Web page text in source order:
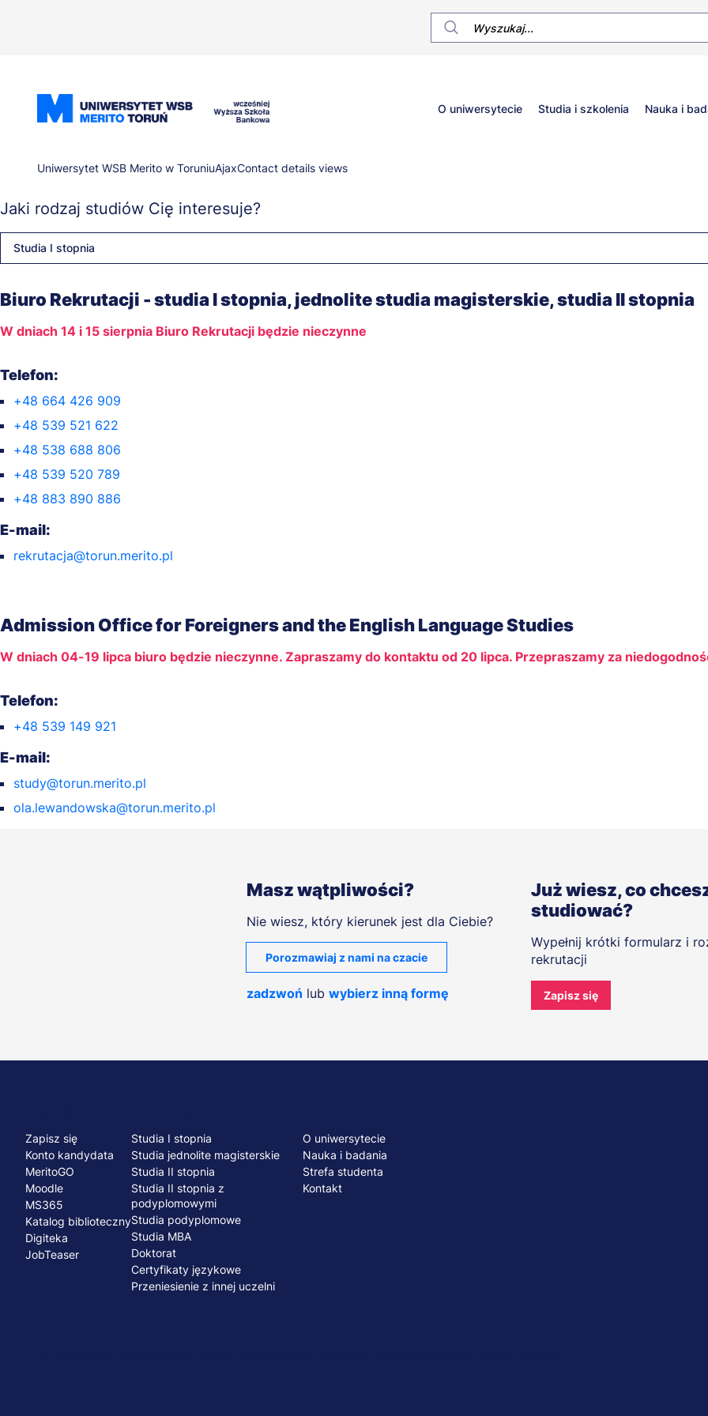
Główne
O uniwersytecie Studia i szkolenia Nauka i
Ścieżka
nawigacyjna
Uniwersytet WSB Merito w ToruniuAjaxContact details views
Jaki rodzaj studiów Cię interesuje?
Studia I stopnia
Biuro Rekrutacji - studia I stopnia, jednolite studia magisterskie, studia II stopnia
W dniach 14 i 15 sierpnia Biuro Rekrutacji będzie nieczynne
Telefon:
+48 664 426 909
+48 539 521 622
+48 538 688 806
+48 539 520 789
+48 883 890 886
E-mail:
rekrutacja@torun.merito.pl
Admission Office for Foreigners and the English Language Studies
W dniach 04-19 lipca biuro będzie nieczynne. Zapraszamy do kontaktu od 20 lipca. Przepraszamy za
Telefon:
+48 539 149 921
E-mail:
study@torun.merito.pl
ola.lewandowska@torun.merito.pl
Masz wątpliwości?
Nie wiesz, który kierunek jest dla Ciebie?
Porozmawiaj z nami na czacie
zadzwoń lub wybierz inną formę
Już wiesz, co
studiować?
Wypełnij krótki formularz i
rekrutacji
Zapisz się
Menu
stopka
Zapisz się
Konto kandydata
MeritoGO
Moodle
MS365
Katalog biblioteczny
Digiteka
JobTeaser
Studia I stopnia
Studia jednolite magisterskie
Studia II stopnia
Studia II stopnia z
podyplomowymi
Studia podyplomowe
Studia MBA
Doktorat
Certyfikaty językowe
Przeniesienie z innej uczelni
O uniwersytecie
Nauka i badania
Strefa studenta
Kontakt